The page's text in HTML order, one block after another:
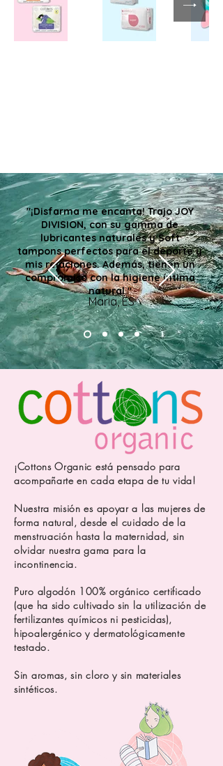
"¡Disfarma me encanta! Trajo JOY
DIVISION, con su gamma de
lubricantes naturales y Soft
tampons perfectos para el deporte y
mis relaciones. Además, tienen un
compromiso con la higiene íntima
natural."
Maria, ES
¡Cottons Organic está pensado para
acompañarte en cada etapa de tu vida!
Nuestra misión es apoyar a las mujeres de
forma natural, desde el cuidado de la
menstruación hasta la maternidad, sin
olvidar nuestra gama para la
incontinencia.
Puro algodón 100% orgánico certificado
(que ha sido cultivado sin la utilización de
fertilizantes químicos ni pesticidas),
hipoalergénico y dermatológicamente
testado.
Sin aromas, sin cloro y sin materiales
sintéticos.